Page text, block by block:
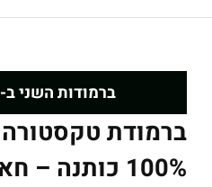
ברמודות השני ב-50% הנחה
ברמודת טקסטורה
100% כותנה – חאקי